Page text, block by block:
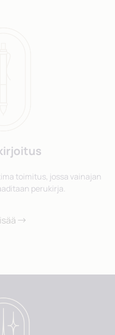
toimitus, jossa vainajan
perukirja.